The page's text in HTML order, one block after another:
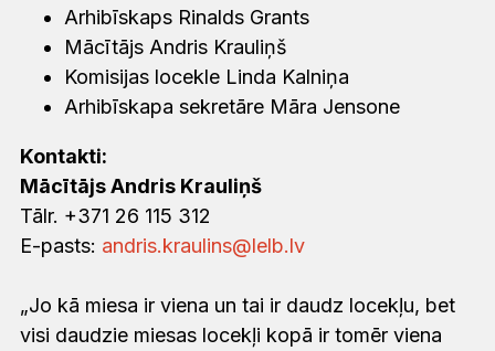
Arhibīskaps Rinalds Grants
Mācītājs Andris Krauliņš
Komisijas locekle Linda Kalniņa
Arhibīskapa sekretāre Māra Jensone
Kontakti:
Mācītājs Andris Krauliņš
Tālr. +371 26 115 312
E-pasts: andris.kraulins@lelb.lv
„Jo kā miesa ir viena un tai ir daudz locekļu, bet
visi daudzie miesas locekļi kopā ir tomēr viena